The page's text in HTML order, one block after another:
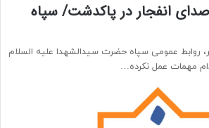
انفجار در پاکدشت/ سپاه
روابط عمومی سپاه حضرت سیدالشهدا علیه السلام
مهمات عمل نکرده…